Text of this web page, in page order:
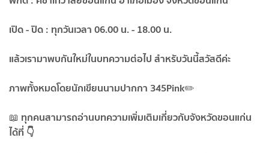
เปิด - ปิด : ทุกวันเวลา 06.00 น. - 18.00 น.
แล้วเรามาพบกันใหม่ในบทความต่อไป สำหรับวันนี้สวัสดีค่ะ
ภาพทั้งหมดโดยนักเขียนนามปากกา 345Pink✏️
📖 ทุกคนสามารถอ่านบทความเพิ่มเติมเกี่ยวกับจังหวัดขอนแก่น
ได้ที่ 👇